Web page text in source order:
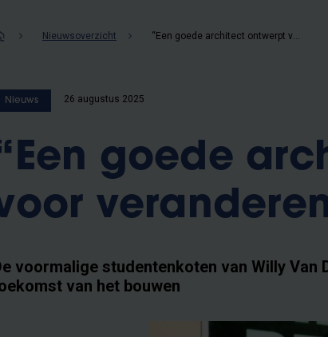
Nieuwsoverzicht
Nieuws 26 augustus 2025
goede
voormalige studentenkoten van Willy Van
van het bouwen